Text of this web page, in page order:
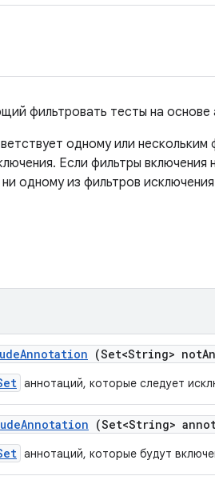
фильтровать тесты на основе
одному или нескольким
Если фильтры включения
одному из фильтров
Annotation (Set<String> not
аннотаций, которые следует
Annotation (Set<String>
аннотаций, которые будут